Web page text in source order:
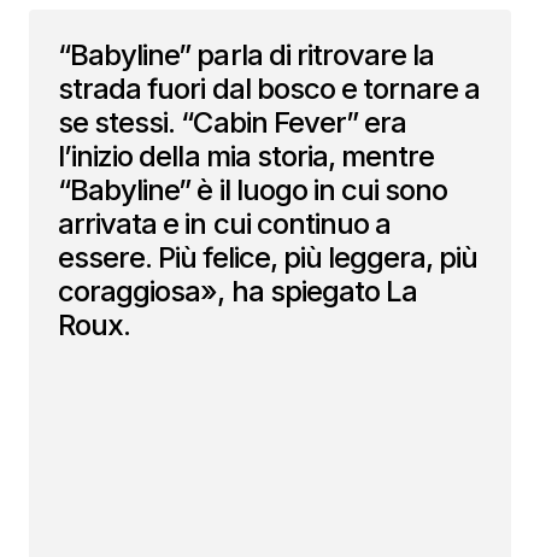
“Babyline” parla di ritrovare la
strada fuori dal bosco e tornare a
se stessi. “Cabin Fever” era
l’inizio della mia storia, mentre
“Babyline” è il luogo in cui sono
arrivata e in cui continuo a
essere. Più felice, più leggera, più
coraggiosa», ha spiegato La
Roux.